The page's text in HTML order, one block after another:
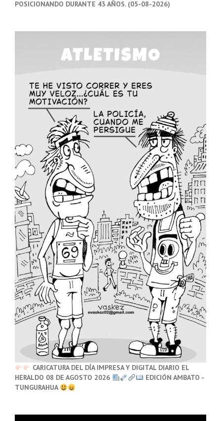
POSICIONANDO DURANTE 43 AÑOS. (05-08-2026)
CARICATURA DEL DÍA IMPRESA Y DIGITAL DIARIO EL
HERALDO 08 DE AGOSTO 2026
EDICIÓN AMBATO -
TUNGURAHUA